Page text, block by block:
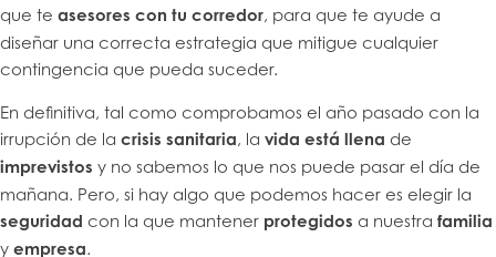
que te asesores con tu corredor, para que te ayude a
diseñar una correcta estrategia que mitigue cualquier
contingencia que pueda suceder.
En definitiva, tal como comprobamos el año pasado con la
irrupción de la crisis sanitaria, la vida está llena de
imprevistos y no sabemos lo que nos puede pasar el día de
mañana. Pero, si hay algo que podemos hacer es elegir la
seguridad con la que mantener protegidos a nuestra familia
y empresa.